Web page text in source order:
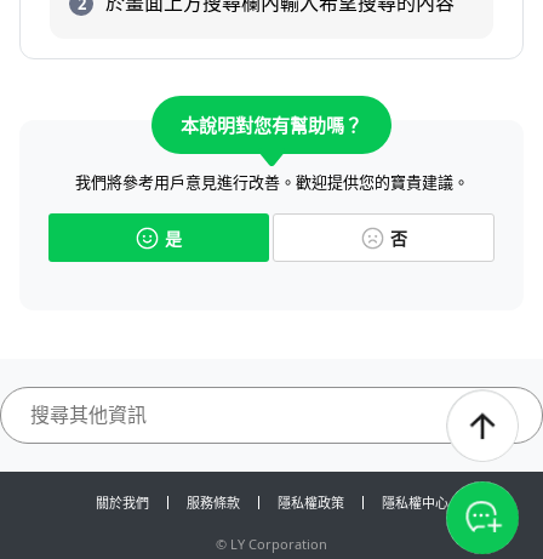
本說明對您有幫助嗎？
我們將參考用戶意見進行改善。歡迎提供您的寶貴建議。
是 否
關於我們 服務條款 隱私權政策 隱私權中心
© LY Corporation